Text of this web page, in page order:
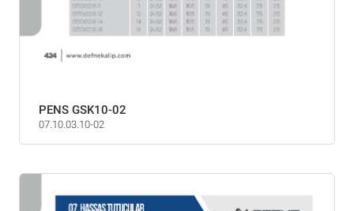
PENS GSK10-02
07.10.03.10-02